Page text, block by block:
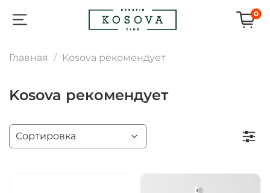
0
Главная Kosova рекомендует
Kosova рекомендует